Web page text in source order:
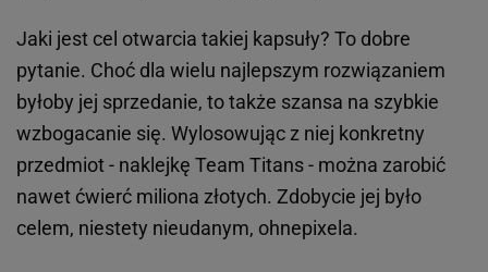
Jaki jest cel otwarcia takiej kapsuły? To dobre
pytanie. Choć dla wielu najlepszym rozwiązaniem
byłoby jej sprzedanie, to także szansa na szybkie
wzbogacanie się. Wylosowując z niej konkretny
przedmiot - naklejkę Team Titans - można zarobić
nawet ćwierć miliona złotych. Zdobycie jej było
celem, niestety nieudanym, ohnepixela.